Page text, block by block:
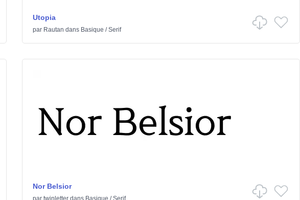
Utopia
par Rautan dans Basique /Serif
Nor Belsior
par twinletterdans Basique /Serif